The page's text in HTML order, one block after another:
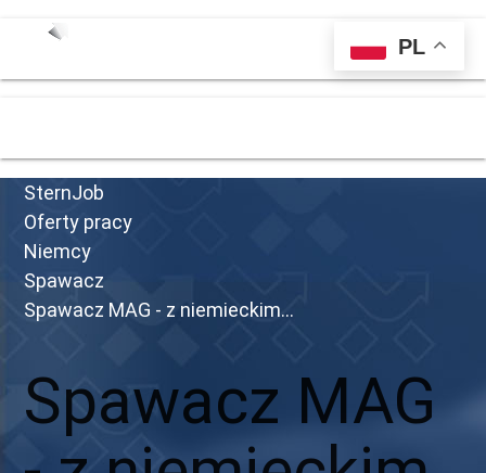
menu
SternJob
Oferty pracy
Niemcy
Spawacz
Spawacz MAG - z niemieckim...
Spawacz MAG
PL